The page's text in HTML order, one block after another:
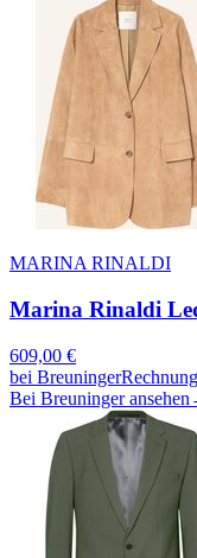
MARINA RINALDI
Marina Rinaldi
609,00 €
bei Breuninger
Bei Breuninger ansehen